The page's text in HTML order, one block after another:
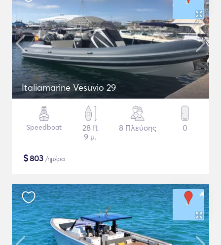
Italiamarine Vesuvio 29
Speedboat
28 ft
9 μ.
8 Πλεύσης 0
$803 /ημέρα